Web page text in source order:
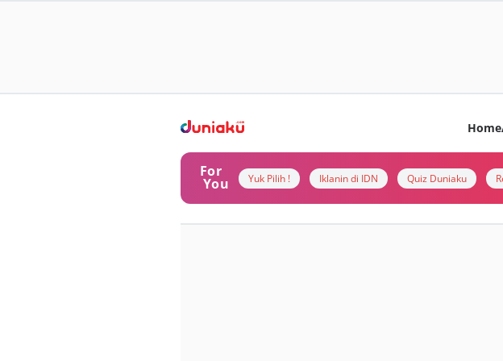
Home
For
You Yuk Pilih ! Iklanin di IDN Quiz Duniaku